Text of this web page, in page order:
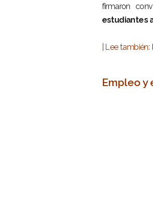
firmaron
estudiantes
| Lee también:
Empleo y